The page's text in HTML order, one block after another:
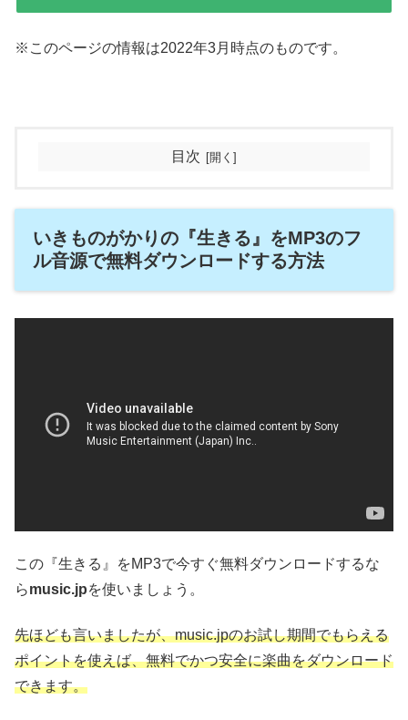
※このページの情報は2022年3月時点のものです。
目次
いきものがかりの『生きる』をMP3のフ
ル音源で無料ダウンロードする方法
この『生きる』をMP3で今すぐ無料ダウンロードするな
らmusic.jpを使いましょう。
先ほども言いましたが、music.jpのお試し期間でもらえる
ポイントを使えば、無料でかつ安全に楽曲をダウンロード
できます。